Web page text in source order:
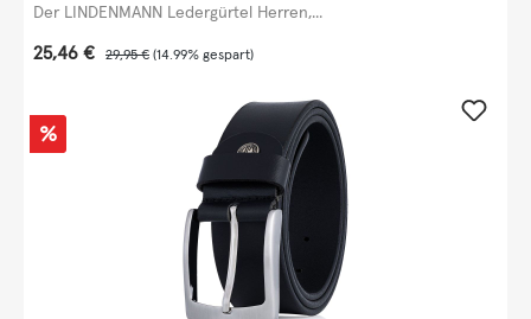
Der LINDENMANN Ledergürtel Herren,...
Verkaufspreis:
25,46 € Regulärer Preis:
29,95 € (14.99% gespart)
Rabatt
%